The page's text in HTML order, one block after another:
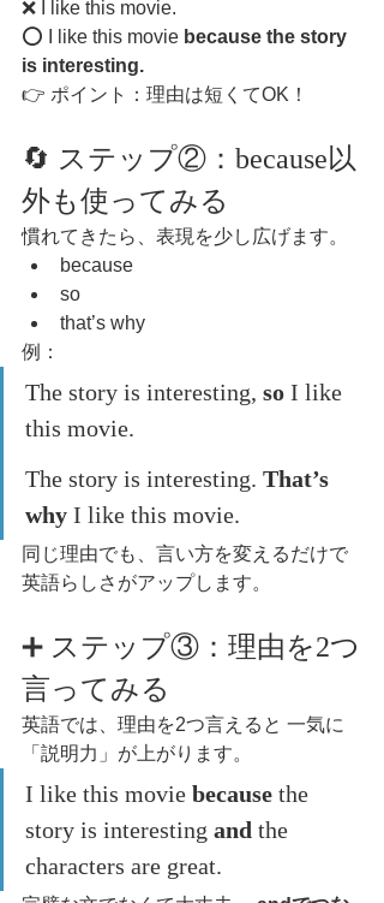
❌ I like this movie.
⭕ I like this movie because the story
is interesting.
👉 ポイント：理由は短くてOK！
🔄 ステップ②：because以
外も使ってみる
慣れてきたら、表現を少し広げます。
because
so
that’s why
例：
The story is interesting, so I like
this movie.
The story is interesting. That’s
why I like this movie.
同じ理由でも、言い方を変えるだけで
英語らしさがアップします。
➕ ステップ③：理由を2つ
言ってみる
英語では、理由を2つ言えると 一気に
「説明力」が上がります。
I like this movie because the
story is interesting and the
characters are great.